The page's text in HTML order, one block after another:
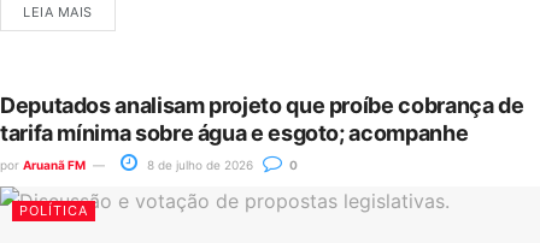
LEIA MAIS
Deputados analisam projeto que proíbe cobrança de
tarifa mínima sobre água e esgoto; acompanhe
por Aruanã FM 8 de julho de 2026 0
POLÍTICA